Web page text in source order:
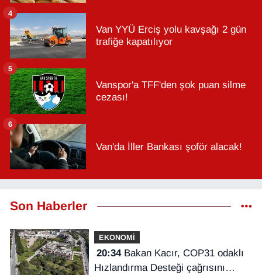
Van YYÜ Erciş yolu kavşağı 2 gün
trafiğe kapatılıyor
4
Vanspor'a TFF'den şok puan silme
cezası!
5
Van'da İller Bankası şoför alacak!
6
Son Haberler
EKONOMİ
20:34Bakan Kacır, COP31 odaklı
Hızlandırma Desteği çağrısını